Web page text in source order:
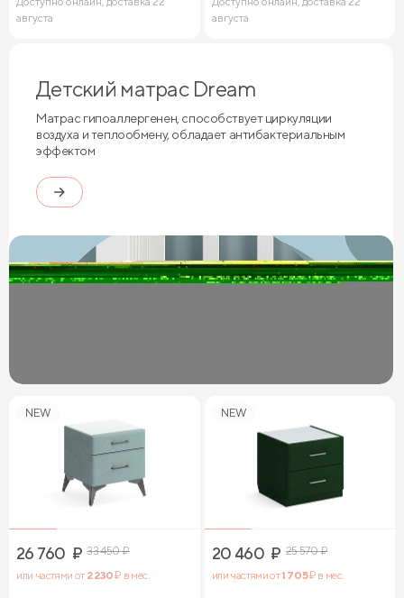
августа
августа
Детский матрас Dream
Матрас гипоаллергенен, способствует циркуляции
воздуха и теплообмену, обладает антибактериальным
эффектом
NEW
26 760 ₽ 33 450₽
или частями от 2 230₽ в мес.
NEW
20 460 ₽ 25 570₽
или частями от1 705₽ в мес.